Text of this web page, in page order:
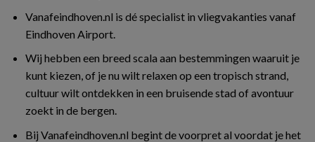
Vanafeindhoven.nl is dé specialist in vliegvakanties vanaf
Eindhoven Airport.
Wij hebben een breed scala aan bestemmingen waaruit je
kunt kiezen, of je nu wilt relaxen op een tropisch strand,
cultuur wilt ontdekken in een bruisende stad of avontuur
zoekt in de bergen.
Bij Vanafeindhoven.nl begint de voorpret al voordat je het